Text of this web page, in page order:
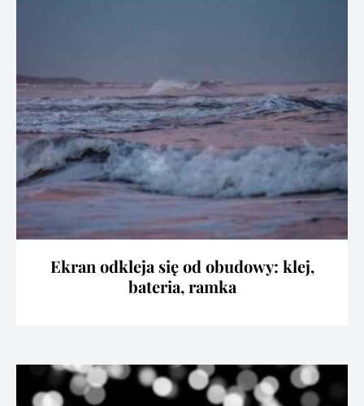
Ekran odkleja się od obudowy: klej,
bateria, ramka